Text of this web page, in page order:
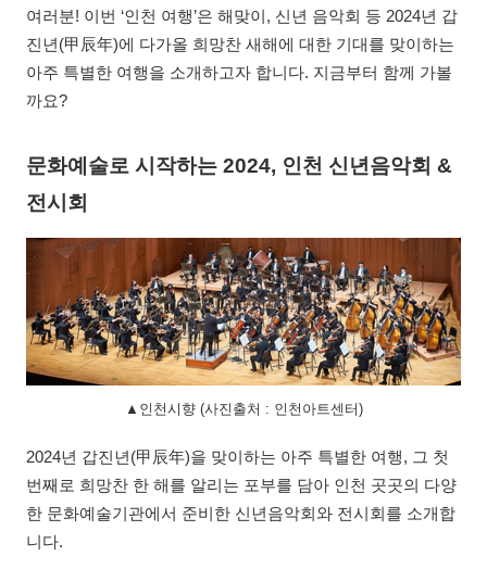
여러분! 이번 ‘인천 여행’은 해맞이, 신년 음악회 등 2024년 갑
진년(甲辰年)에 다가올 희망찬 새해에 대한 기대를 맞이하는
아주 특별한 여행을 소개하고자 합니다. 지금부터 함께 가볼
까요?
문화예술로 시작하는 2024, 인천 신년음악회 &
전시회
▲인천시향 (사진출처 : 인천아트센터)
2024년 갑진년(甲辰年)을 맞이하는 아주 특별한 여행, 그 첫
번째로 희망찬 한 해를 알리는 포부를 담아 인천 곳곳의 다양
한 문화예술기관에서 준비한 신년음악회와 전시회를 소개합
니다.